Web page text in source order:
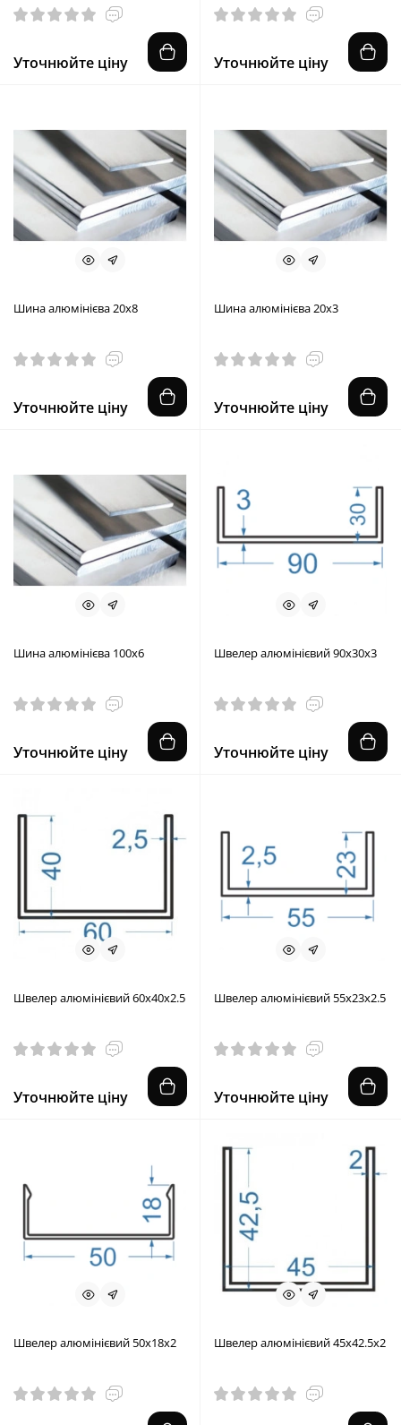
Уточнюйте ціну Уточнюйте ціну
Шина алюмінієва 20х8
Уточнюйте ціну
Шина алюмінієва 20х3
Уточнюйте ціну
Шина алюмінієва 100х6
Уточнюйте ціну
Швелер алюмінієвий 90x30x3
Уточнюйте ціну
Швелер алюмінієвий 60x40x2.5
Уточнюйте ціну
Швелер алюмінієвий 55x23x2.5
Уточнюйте ціну
Швелер алюмінієвий 50x18x2 Швелер алюмінієвий 45x42.5x2